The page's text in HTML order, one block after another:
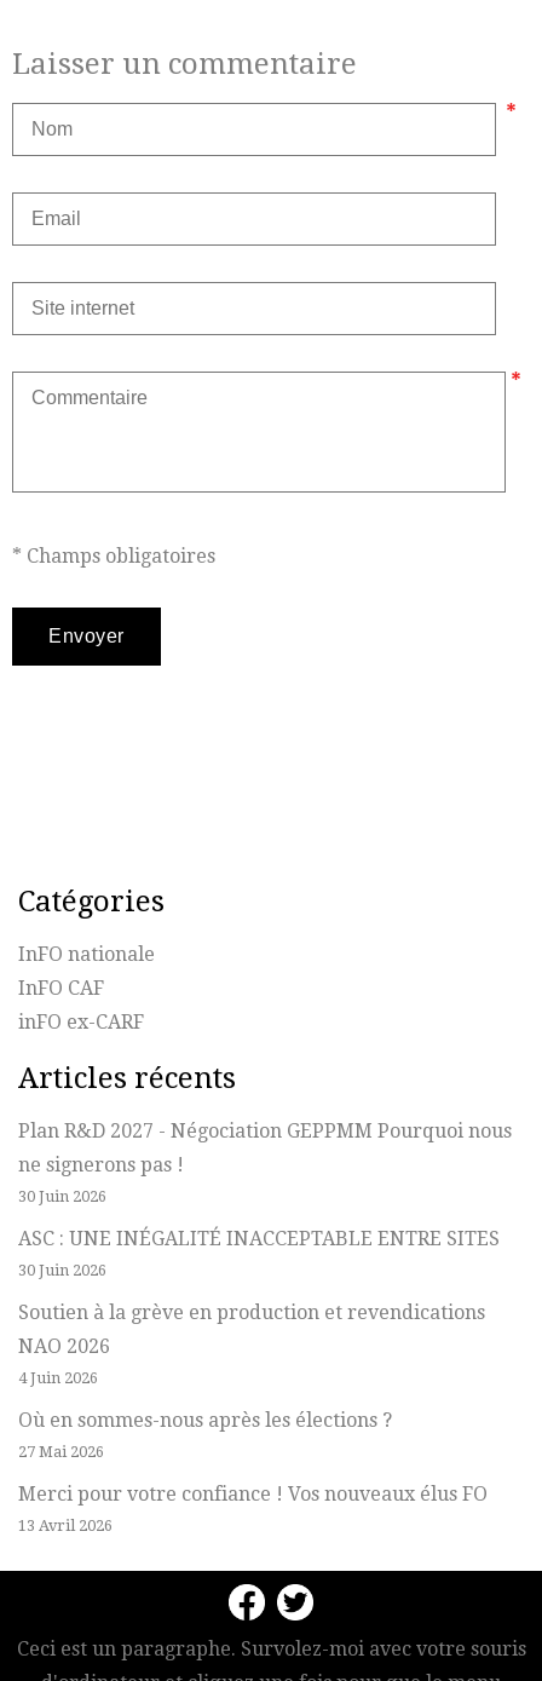
Laisser un commentaire
* Champs obligatoires
Catégories
InFO nationale
InFO CAF
inFO ex-CARF
Articles récents
Plan R&D 2027 - Négociation GEPPMM Pourquoi nous
ne signerons pas !
30 Juin 2026
ASC : UNE INÉGALITÉ INACCEPTABLE ENTRE SITES
30 Juin 2026
Soutien à la grève en production et revendications
NAO 2026
4 Juin 2026
Où en sommes-nous après les élections ?
27 Mai 2026
Merci pour votre confiance ! Vos nouveaux élus FO
13 Avril 2026
Ceci est un paragraphe. Survolez-moi avec votre souris